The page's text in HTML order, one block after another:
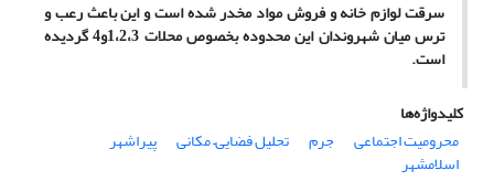
سرقت لوازم خانه و فروش مواد مخدر شده است و این باعث رعب و
ترس میان شهروندان این محدوده بخصوص محلات 1،2،3و4 گردیده
است.
کلیدواژه‌ها
محرومیت اجتماعی
جرم تحلیل فضایی– مکانی پیراشهر
اسلامشهر